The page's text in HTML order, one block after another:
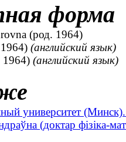
форма
(род. 1964)
(английский язык)
(английский язык)
университет
(доктар фізіка-